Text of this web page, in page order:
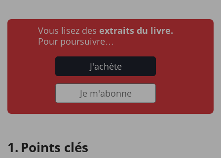
Vous lisez des extraits du livre.
Pour poursuivre…
J'achète
Je m'abonne
Points clés